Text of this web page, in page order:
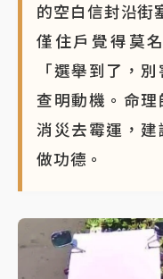
的空白信封沿街
僅住戶覺得莫
「選舉到了，
查明動機。命
消災去霉運，
做功德。